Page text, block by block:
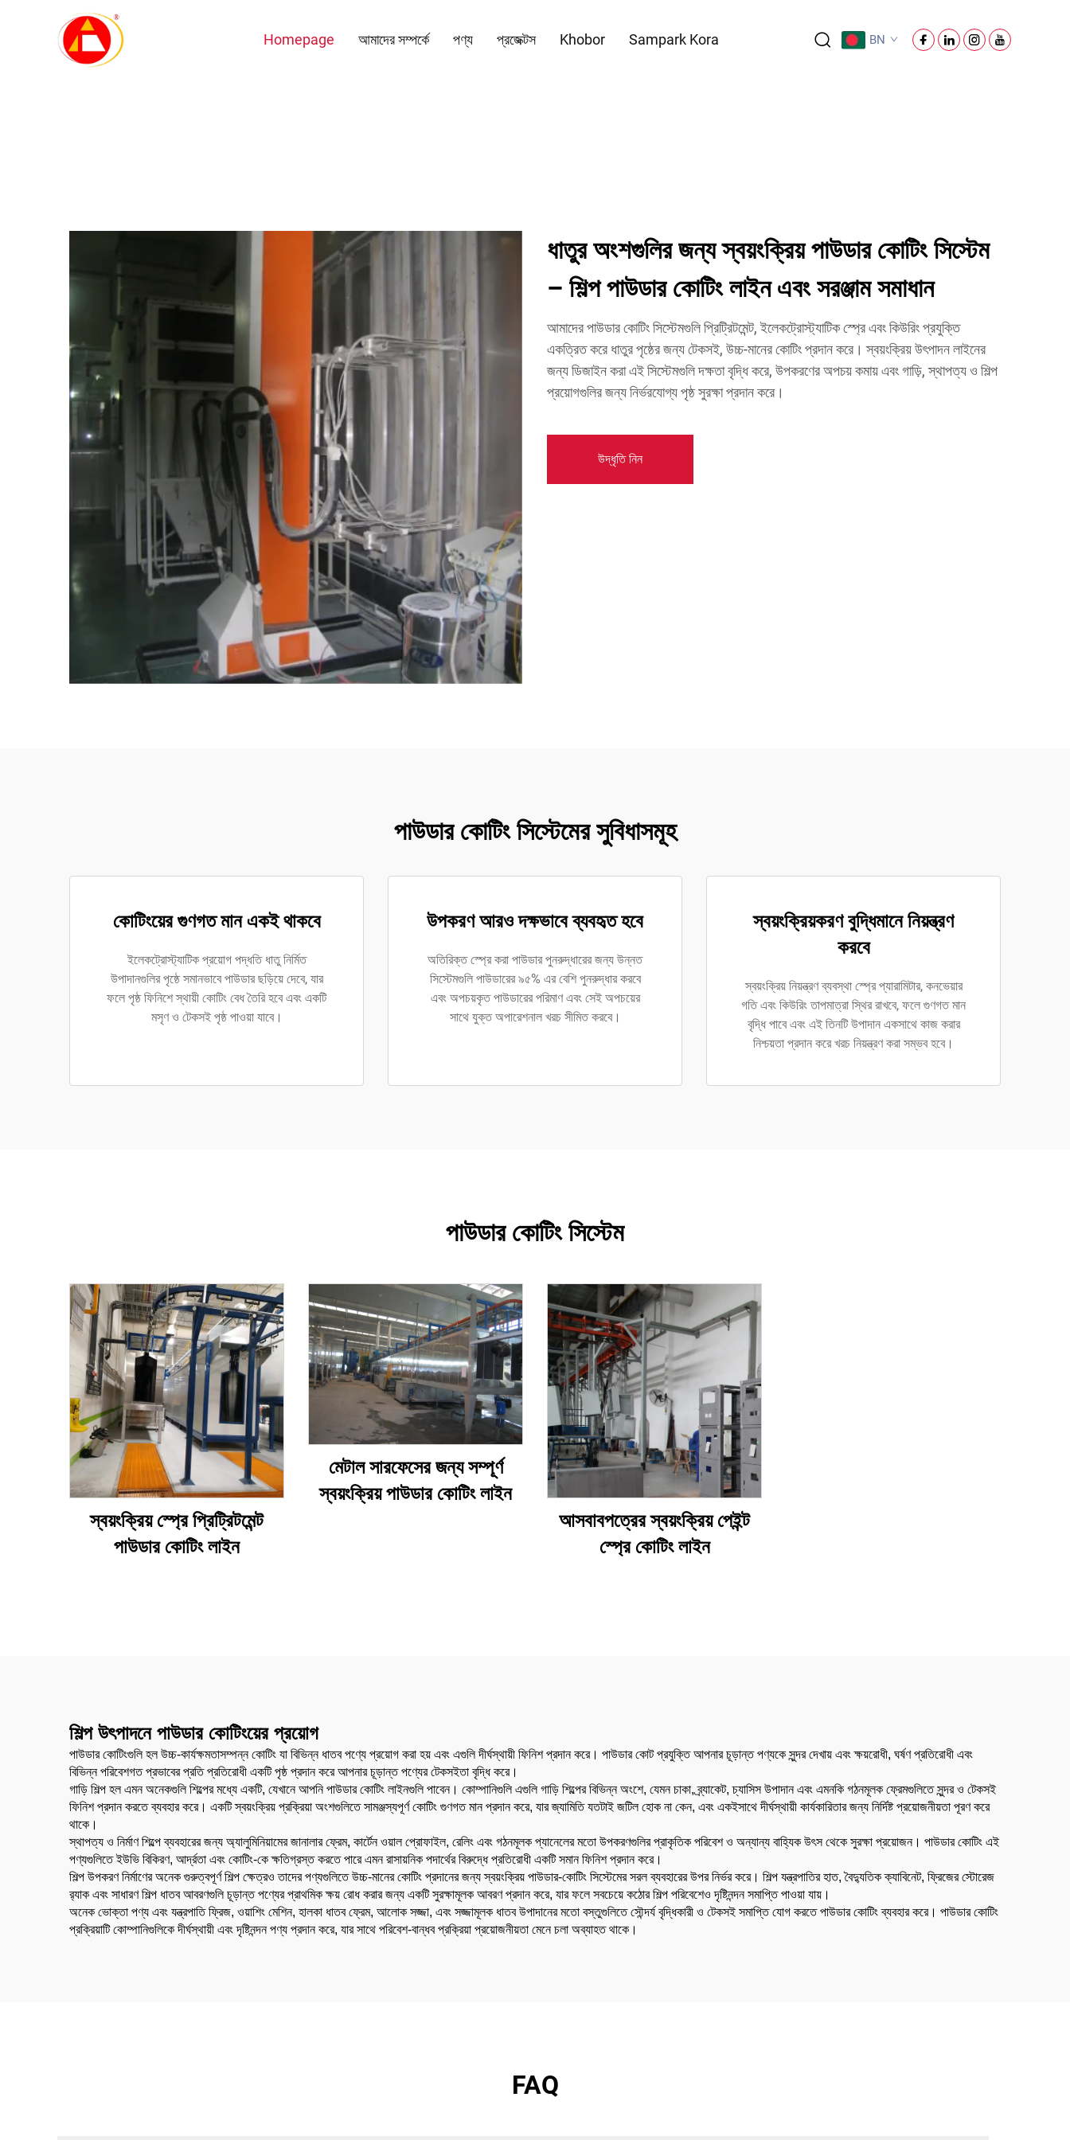
Homepage আমাদের সম্পর্কে পণ্য প্রজেক্টস Khobor Sampark Kora BN
ধাতুর অংশগুলির জন্য স্বয়ংক্রিয় পাউডার কোটিং সিস্টেম
– শিল্প পাউডার কোটিং লাইন এবং সরঞ্জাম সমাধান
আমাদের পাউডার কোটিং সিস্টেমগুলি প্রিট্রিটমেন্ট, ইলেকট্রোস্ট্যাটিক স্প্রে এবং কিউরিং প্রযুক্তি
একত্রিত করে ধাতুর পৃষ্ঠের জন্য টেকসই, উচ্চ-মানের কোটিং প্রদান করে। স্বয়ংক্রিয় উৎপাদন লাইনের
জন্য ডিজাইন করা এই সিস্টেমগুলি দক্ষতা বৃদ্ধি করে, উপকরণের অপচয় কমায় এবং গাড়ি, স্থাপত্য ও শিল্প
প্রয়োগগুলির জন্য নির্ভরযোগ্য পৃষ্ঠ সুরক্ষা প্রদান করে।
উদ্ধৃতি নিন
পাউডার কোটিং সিস্টেমের সুবিধাসমূহ
কোটিংয়ের গুণগত মান একই থাকবে
ইলেকট্রোস্ট্যাটিক প্রয়োগ পদ্ধতি ধাতু নির্মিত
উপাদানগুলির পৃষ্ঠে সমানভাবে পাউডার ছড়িয়ে দেবে, যার
ফলে পৃষ্ঠ ফিনিশে স্থায়ী কোটিং বেধ তৈরি হবে এবং একটি
মসৃণ ও টেকসই পৃষ্ঠ পাওয়া যাবে।
উপকরণ আরও দক্ষভাবে ব্যবহৃত হবে
অতিরিক্ত স্প্রে করা পাউডার পুনরুদ্ধারের জন্য উন্নত
সিস্টেমগুলি পাউডারের ৯৫% এর বেশি পুনরুদ্ধার করবে
এবং অপচয়কৃত পাউডারের পরিমাণ এবং সেই অপচয়ের
সাথে যুক্ত অপারেশনাল খরচ সীমিত করবে।
স্বয়ংক্রিয়করণ বুদ্ধিমানে নিয়ন্ত্রণ
করবে
স্বয়ংক্রিয় নিয়ন্ত্রণ ব্যবস্থা স্প্রে প্যারামিটার, কনভেয়ার
গতি এবং কিউরিং তাপমাত্রা স্থির রাখবে, ফলে গুণগত মান
বৃদ্ধি পাবে এবং এই তিনটি উপাদান একসাথে কাজ করার
নিশ্চয়তা প্রদান করে খরচ নিয়ন্ত্রণ করা সম্ভব হবে।
পাউডার কোটিং সিস্টেম
স্বয়ংক্রিয় স্প্রে প্রিট্রিটমেন্ট
পাউডার কোটিং লাইন
মেটাল সারফেসের জন্য সম্পূর্ণ
স্বয়ংক্রিয় পাউডার কোটিং লাইন
আসবাবপত্রের স্বয়ংক্রিয় পেইন্ট
স্প্রে কোটিং লাইন
শিল্প উৎপাদনে পাউডার কোটিংয়ের প্রয়োগ
পাউডার কোটিংগুলি হল উচ্চ-কার্যক্ষমতাসম্পন্ন কোটিং যা বিভিন্ন ধাতব পণ্যে প্রয়োগ করা হয় এবং এগুলি দীর্ঘস্থায়ী ফিনিশ প্রদান করে। পাউডার কোট প্রযুক্তি আপনার চূড়ান্ত পণ্যকে সুন্দর দেখায় এবং ক্ষয়রোধী, ঘর্ষণ প্রতিরোধী এবং
বিভিন্ন পরিবেশগত প্রভাবের প্রতি প্রতিরোধী একটি পৃষ্ঠ প্রদান করে আপনার চূড়ান্ত পণ্যের টেকসইতা বৃদ্ধি করে।
গাড়ি শিল্প হল এমন অনেকগুলি শিল্পের মধ্যে একটি, যেখানে আপনি পাউডার কোটিং লাইনগুলি পাবেন। কোম্পানিগুলি এগুলি গাড়ি শিল্পের বিভিন্ন অংশে, যেমন চাকা, ব্র্যাকেট, চ্যাসিস উপাদান এবং এমনকি গঠনমূলক ফ্রেমগুলিতে সুন্দর ও টেকসই
ফিনিশ প্রদান করতে ব্যবহার করে। একটি স্বয়ংক্রিয় প্রক্রিয়া অংশগুলিতে সামঞ্জস্যপূর্ণ কোটিং গুণগত মান প্রদান করে, যার জ্যামিতি যতটাই জটিল হোক না কেন, এবং একইসাথে দীর্ঘস্থায়ী কার্যকারিতার জন্য নির্দিষ্ট প্রয়োজনীয়তা পূরণ করে
থাকে।
স্থাপত্য ও নির্মাণ শিল্পে ব্যবহারের জন্য অ্যালুমিনিয়ামের জানালার ফ্রেম, কার্টেন ওয়াল প্রোফাইল, রেলিং এবং গঠনমূলক প্যানেলের মতো উপকরণগুলির প্রাকৃতিক পরিবেশ ও অন্যান্য বাহ্যিক উৎস থেকে সুরক্ষা প্রয়োজন। পাউডার কোটিং এই
পণ্যগুলিতে ইউভি বিকিরণ, আর্দ্রতা এবং কোটিং-কে ক্ষতিগ্রস্ত করতে পারে এমন রাসায়নিক পদার্থের বিরুদ্ধে প্রতিরোধী একটি সমান ফিনিশ প্রদান করে।
শিল্প উপকরণ নির্মাণের অনেক গুরুত্বপূর্ণ শিল্প ক্ষেত্রও তাদের পণ্যগুলিতে উচ্চ-মানের কোটিং প্রদানের জন্য স্বয়ংক্রিয় পাউডার-কোটিং সিস্টেমের সরল ব্যবহারের উপর নির্ভর করে। শিল্প যন্ত্রপাতির হাত, বৈদ্যুতিক ক্যাবিনেট, ফ্রিজের স্টোরেজ
র‍্যাক এবং সাধারণ শিল্প ধাতব আবরণগুলি চূড়ান্ত পণ্যের প্রাথমিক ক্ষয় রোধ করার জন্য একটি সুরক্ষামূলক আবরণ প্রদান করে, যার ফলে সবচেয়ে কঠোর শিল্প পরিবেশেও দৃষ্টিনন্দন সমাপ্তি পাওয়া যায়।
অনেক ভোক্তা পণ্য এবং যন্ত্রপাতি ফ্রিজ, ওয়াশিং মেশিন, হালকা ধাতব ফ্রেম, আলোক সজ্জা, এবং সজ্জামূলক ধাতব উপাদানের মতো বস্তুগুলিতে সৌন্দর্য বৃদ্ধিকারী ও টেকসই সমাপ্তি যোগ করতে পাউডার কোটিং ব্যবহার করে। পাউডার কোটিং
প্রক্রিয়াটি কোম্পানিগুলিকে দীর্ঘস্থায়ী এবং দৃষ্টিনন্দন পণ্য প্রদান করে, যার সাথে পরিবেশ-বান্ধব প্রক্রিয়া প্রয়োজনীয়তা মেনে চলা অব্যাহত থাকে।
FAQ